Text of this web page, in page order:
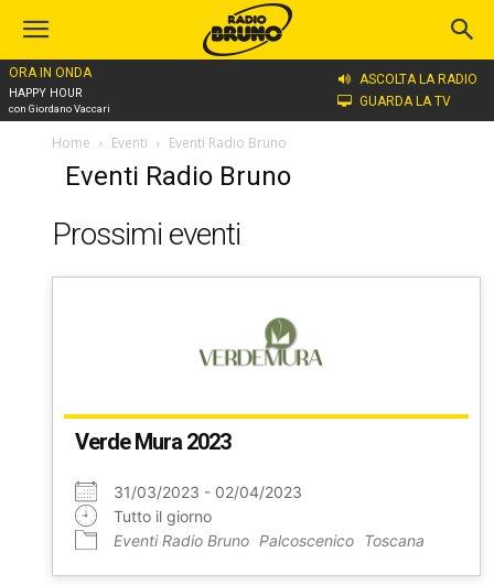
ORA IN ONDA
HAPPY HOUR
con Giordano Vaccari
ASCOLTA LA RADIO
GUARDA LA TV
Home Eventi Eventi Radio Bruno
Eventi Radio Bruno
Prossimi eventi
Verde Mura 2023
31/03/2023 - 02/04/2023
Tutto il giorno
Eventi Radio Bruno Palcoscenico Toscana